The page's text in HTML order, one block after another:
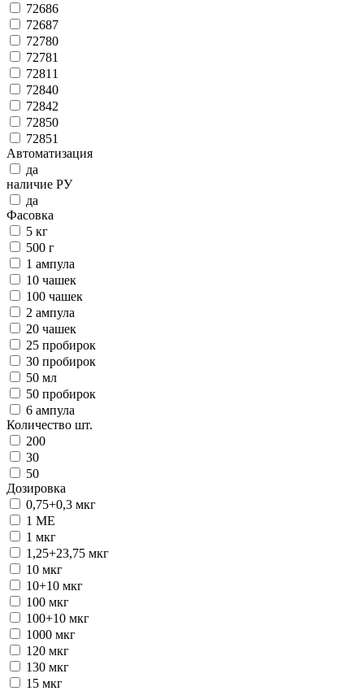
72686
72687
72780
72781
72811
72840
72842
72850
72851
Автоматизация
да
наличие РУ
да
Фасовка
5 кг
500 г
1 ампула
10 чашек
100 чашек
2 ампула
20 чашек
25 пробирок
30 пробирок
50 мл
50 пробирок
6 ампула
Количество шт.
200
30
50
Дозировка
0,75+0,3 мкг
1 ME
1 мкг
1,25+23,75 мкг
10 мкг
10+10 мкг
100 мкг
100+10 мкг
1000 мкг
120 мкг
130 мкг
15 мкг